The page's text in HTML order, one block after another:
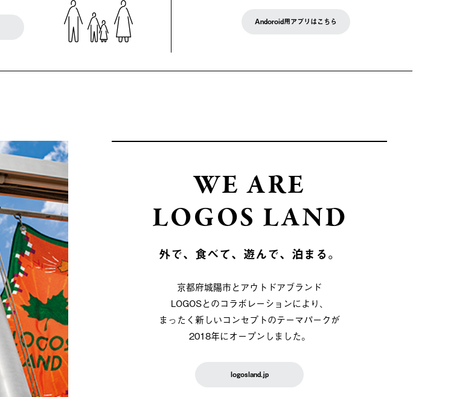
Andoroid用アプリはこちら
WE ARE
LOGOS LAND
外で、食べて、遊んで、泊まる。
京都府城陽市とアウトドアブランド
LOGOSとのコラボレーションにより、
まったく新しいコンセプトのテーマパークが
2018年にオープンしました。
logosland.jp